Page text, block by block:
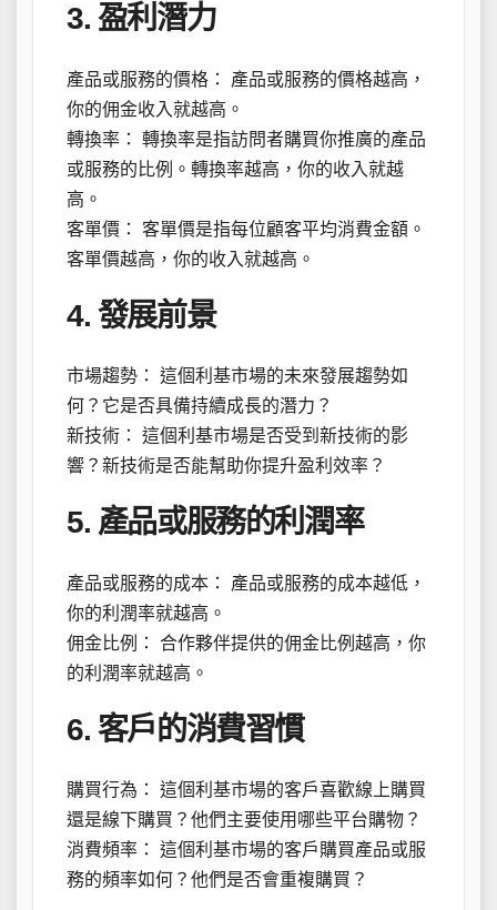
3. 盈利潛力
產品或服務的價格： 產品或服務的價格越高，
你的佣金收入就越高。
轉換率： 轉換率是指訪問者購買你推廣的產品
或服務的比例。轉換率越高，你的收入就越
高。
客單價： 客單價是指每位顧客平均消費金額。
客單價越高，你的收入就越高。
4. 發展前景
市場趨勢： 這個利基市場的未來發展趨勢如
何？它是否具備持續成長的潛力？
新技術： 這個利基市場是否受到新技術的影
響？新技術是否能幫助你提升盈利效率？
5. 產品或服務的利潤率
產品或服務的成本： 產品或服務的成本越低，
你的利潤率就越高。
佣金比例： 合作夥伴提供的佣金比例越高，你
的利潤率就越高。
6. 客戶的消費習慣
購買行為： 這個利基市場的客戶喜歡線上購買
還是線下購買？他們主要使用哪些平台購物？
消費頻率： 這個利基市場的客戶購買產品或服
務的頻率如何？他們是否會重複購買？